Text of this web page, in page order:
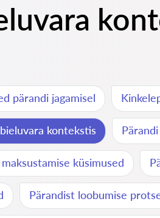
pärandi jagamisel
kontekstis
küsimused
Pärandist loobumise